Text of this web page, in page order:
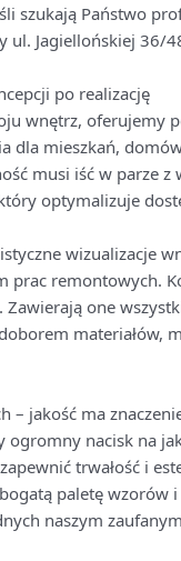
szukają Państwo
ul. Jagiellońskiej 36/
po realizację
wnętrz, oferujemy
dla mieszkań,
musi iść w parze
optymalizuje
wizualizacje
prac remontowych.
one
materiałów,
– jakość ma
nacisk na
trwałość i
paletę wzorów
naszym